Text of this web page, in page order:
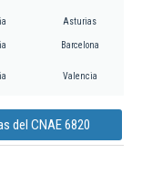
Asturias
Barcelona
Valencia
del CNAE 6820